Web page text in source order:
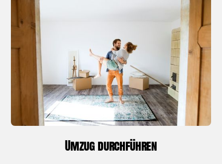
Umzug durchführen